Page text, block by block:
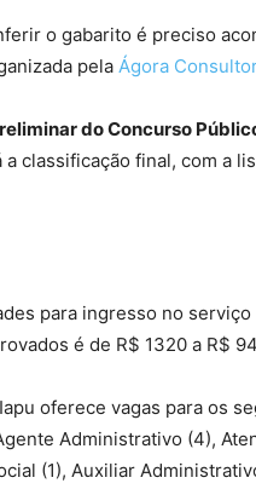
o gabarito é preciso
pela Ágora
do Concurso
a classificação final, com a
para ingresso no
é de R$ 1320 a R$
oferece vagas para os
Administrativo (4),
(1), Auxiliar